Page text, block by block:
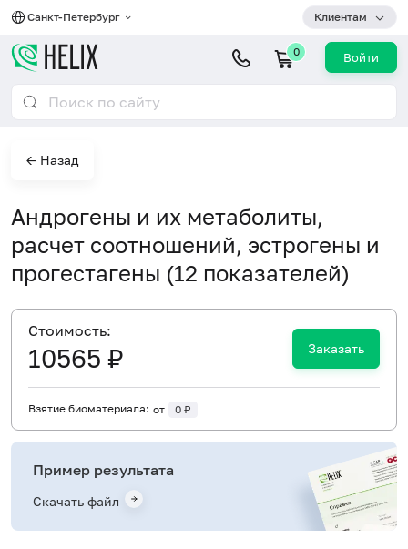
Санкт-Петербург Клиентам
0 Войти
← Назад
Андрогены и их метаболиты,
расчет соотношений, эстрогены и
прогестагены (12 показателей)
Cтоимость:
10565 ₽ Заказать
Взятие биоматериала: от 0 ₽
Пример результата
Скачать файл